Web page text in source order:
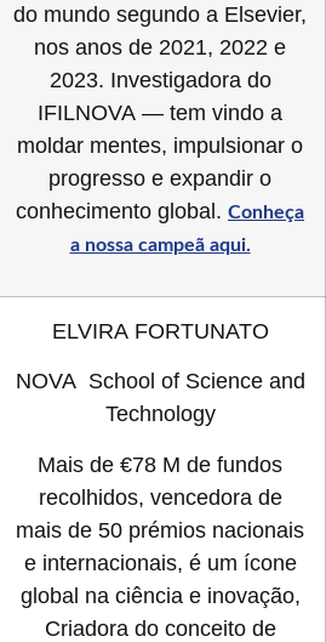
do mundo segundo a Elsevier,
nos anos de 2021, 2022 e
2023. Investigadora do
IFILNOVA — tem vindo a
moldar mentes, impulsionar o
progresso e expandir o
conhecimento global. Conheça
a nossa campeã aqui.
ELVIRA FORTUNATO
NOVA School of Science and
Technology
Mais de €78 M de fundos
recolhidos, vencedora de
mais de 50 prémios nacionais
e internacionais, é um ícone
global na ciência e inovação,
Criadora do conceito de